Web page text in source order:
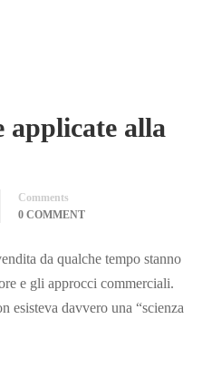
applicate alla
Comments
0 COMMENT
da qualche tempo stanno
e gli approcci commerciali.
esisteva davvero una “scienza